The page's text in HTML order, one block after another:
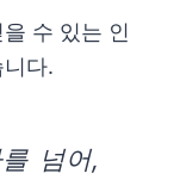
수 있는 인
다.
넘어,